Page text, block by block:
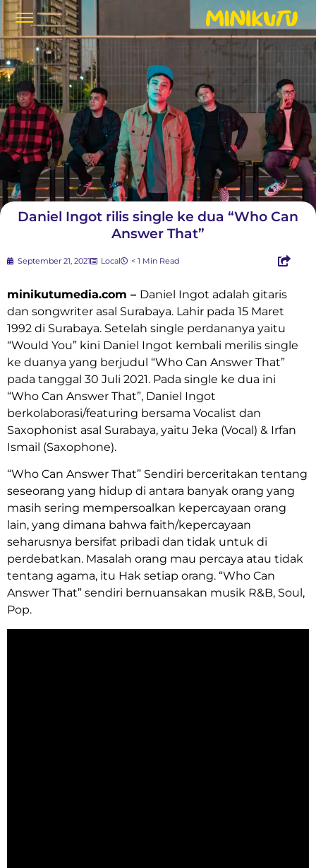
Daniel Ingot rilis single ke dua “Who Can
Answer That”
September 21, 2021 Local < 1 Min Read
minikutumedia.com – Daniel Ingot adalah gitaris
dan songwriter asal Surabaya. Lahir pada 15 Maret
1992 di Surabaya. Setelah single perdananya yaitu
“Would You” kini Daniel Ingot kembali merilis single
ke duanya yang berjudul “Who Can Answer That”
pada tanggal 30 Juli 2021. Pada single ke dua ini
“Who Can Answer That”, Daniel Ingot
berkolaborasi/featuring bersama Vocalist dan
Saxophonist asal Surabaya, yaitu Jeka (Vocal) & Irfan
Ismail (Saxophone).
“Who Can Answer That” Sendiri berceritakan tentang
seseorang yang hidup di antara banyak orang yang
masih sering mempersoalkan kepercayaan orang
lain, yang dimana bahwa faith/kepercayaan
seharusnya bersifat pribadi dan tidak untuk di
perdebatkan. Masalah orang mau percaya atau tidak
tentang agama, itu Hak setiap orang. “Who Can
Answer That” sendiri bernuansakan musik R&B, Soul,
Pop.